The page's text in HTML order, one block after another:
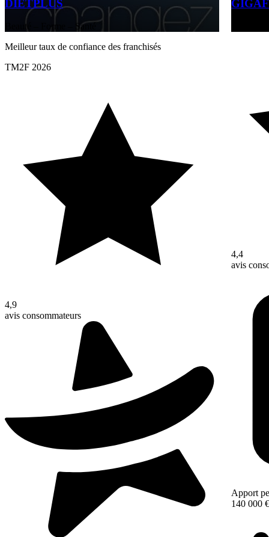
DIETPLUS
Beauté – Forme – Santé
Meilleur taux de confiance des franchisés
TM2F 2026
4,9
avis consommateurs
4,4
avis
Apport
140 000 €